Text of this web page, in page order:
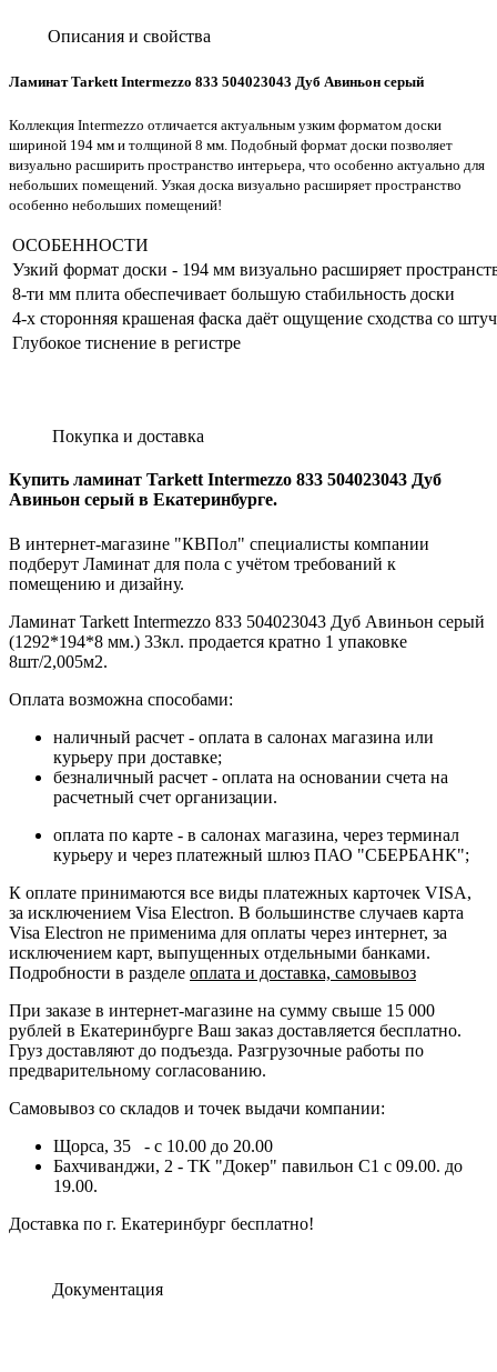
Описания и свойства
Ламинат Tarkett Intermezzo 833 504023043 Дуб Авиньон серый
Коллекция Intermezzo отличается актуальным узким форматом доски
шириной 194 мм и толщиной 8 мм. Подобный формат доски позволяет
визуально расширить пространство интерьера, что особенно актуально для
небольших помещений. Узкая доска визуально расширяет пространство
особенно небольших помещений!
ОСОБЕННОСТИ
Узкий формат доски - 194 мм визуально расширяет
8-ти мм плита обеспечивает большую стабильность доски
4-х сторонняя крашеная фаска даёт ощущение сходства со
Глубокое тиснение в регистре
Покупка и доставка
Купить ламинат Tarkett Intermezzo 833 504023043 Дуб
Авиньон серый в Екатеринбурге.
В интернет-магазине "КВПол" специалисты компании
подберут Ламинат для пола с учётом требований к
помещению и дизайну.
Ламинат Tarkett Intermezzo 833 504023043 Дуб Авиньон серый
(1292*194*8 мм.) 33кл. продается кратно 1 упаковке
8шт/2,005м2.
Оплата возможна способами:
наличный расчет - оплата в салонах магазина или
курьеру при доставке;
безналичный расчет - оплата на основании счета на
расчетный счет организации.
оплата по карте - в салонах магазина, через терминал
курьеру и через платежный шлюз ПАО "СБЕРБАНК";
К оплате принимаются все виды платежных карточек VISA,
за исключением Visa Electron. В большинстве случаев карта
Visa Electron не применима для оплаты через интернет, за
исключением карт, выпущенных отдельными банками.
Подробности в разделе оплата и доставка, самовывоз
При заказе в интернет-магазине на сумму свыше 15 000
рублей в Екатеринбурге Ваш заказ доставляется бесплатно.
Груз доставляют до подъезда. Разгрузочные работы по
предварительному согласованию.
Самовывоз со складов и точек выдачи компании:
Щорса, 35 - с 10.00 до 20.00
Бахчиванджи, 2 - ТК "Докер" павильон С1 с 09.00. до
19.00.
Доставка по г. Екатеринбург бесплатно!
Документация